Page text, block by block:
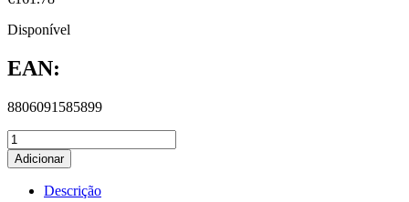
Disponível
EAN:
8806091585899
Adicionar
Descrição